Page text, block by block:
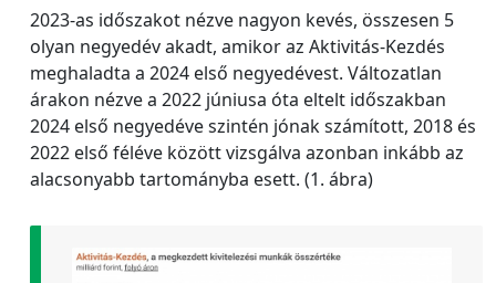
2023-as időszakot nézve nagyon kevés, összesen 5
olyan negyedév akadt, amikor az Aktivitás-Kezdés
meghaladta a 2024 első negyedévest. Változatlan
árakon nézve a 2022 júniusa óta eltelt időszakban
2024 első negyedéve szintén jónak számított, 2018 és
2022 első féléve között vizsgálva azonban inkább az
alacsonyabb tartományba esett. (1. ábra)